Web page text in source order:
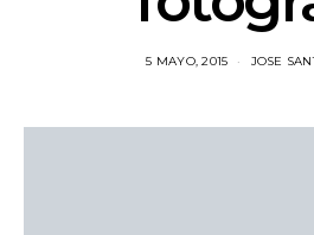
5 MAYO, 2015 JOSE